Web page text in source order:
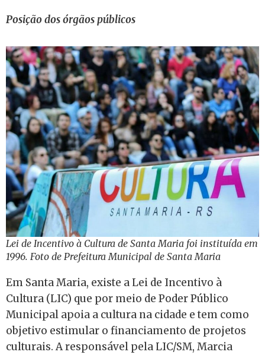
Posição dos órgãos públicos
Lei de Incentivo à Cultura de Santa Maria foi instituída em
1996. Foto de Prefeitura Municipal de Santa Maria
Em Santa Maria, existe a Lei de Incentivo à
Cultura (LIC) que por meio de Poder Público
Municipal apoia a cultura na cidade e tem como
objetivo estimular o financiamento de projetos
culturais. A responsável pela LIC/SM, Marcia